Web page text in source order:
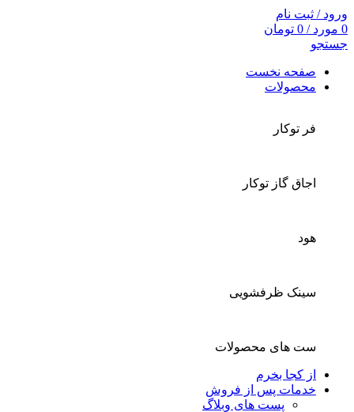
ورود / ثبت نام
0 مورد/
0 تومان
جستجو
صفحه نخست
محصولات
فر توکار
اجاق گاز توکار
هود
سینک ظرفشویی
ست های محصولات
از کجا بخرم
خدمات پس از فروش
پست های وبلاگ